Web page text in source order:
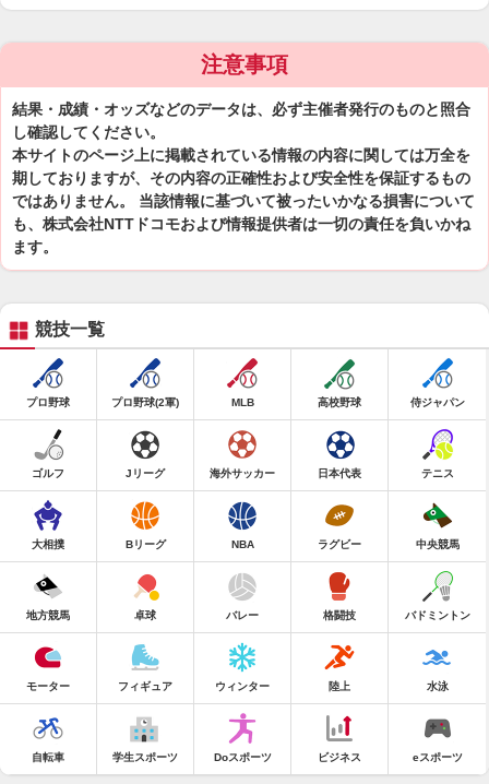
注意事項
結果・成績・オッズなどのデータは、必ず主催者発行のものと照合
し確認してください。
本サイトのページ上に掲載されている情報の内容に関しては万全を
期しておりますが、その内容の正確性および安全性を保証するもの
ではありません。 当該情報に基づいて被ったいかなる損害について
も、株式会社NTTドコモおよび情報提供者は一切の責任を負いかね
ます。
競技一覧
プロ野球 プロ野球(2軍) MLB 高校野球 侍ジャパン
ゴルフ Jリーグ 海外サッカー 日本代表 テニス
大相撲 Bリーグ NBA ラグビー 中央競馬
地方競馬 卓球 バレー 格闘技 バドミントン
モーター フィギュア ウィンター 陸上 水泳
自転車 学生スポーツ Doスポーツ ビジネス eスポーツ